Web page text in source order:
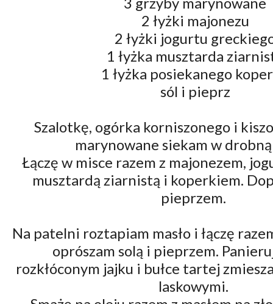
2 łyżki majonezu
2 łyżki jogurtu
1 łyżka musztarda
1 łyżka posiekanego
sól i pieprz
Szalotkę, ogórka korniszonego i
marynowane siekam w
Łączę w misce razem z majonezem,
musztardą ziarnistą i koperkiem.
pieprzem.
Na patelni roztapiam masło i łączę
oprószam solą i pieprzem.
rozkłóconym jajku i bułce tartej
laskowymi.